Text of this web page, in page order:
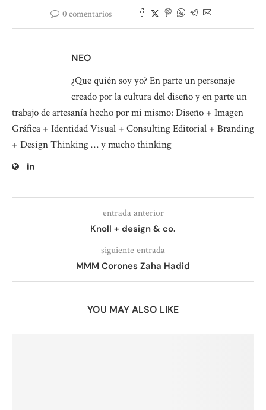
0 comentarios
NEO
¿Que quién soy yo? En parte un personaje
creado por la cultura del diseño y en parte un
trabajo de artesanía hecho por mi mismo: Diseño + Imagen
Gráfica + Identidad Visual + Consulting Editorial + Branding
+ Design Thinking … y mucho thinking
entrada anterior
Knoll + design & co.
siguiente entrada
MMM Corones Zaha Hadid
YOU MAY ALSO LIKE